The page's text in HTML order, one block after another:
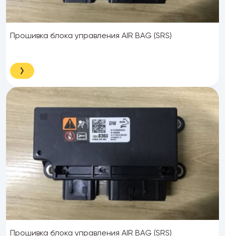
Прошивка блока управления AIR BAG (SRS)
Прошивка блока управления AIR BAG (SRS)